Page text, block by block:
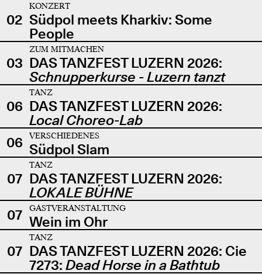
02
KONZERT
Südpol meets Kharkiv: Some
People
03
ZUM MITMACHEN
DAS TANZFEST LUZERN 2026:
Schnupperkurse - Luzern tanzt
06
TANZ
DAS TANZFEST LUZERN 2026:
Local Choreo-Lab
06
VERSCHIEDENES
Südpol Slam
07
TANZ
DAS TANZFEST LUZERN 2026:
LOKALE BÜHNE
07
GASTVERANSTALTUNG
Wein im Ohr
07
TANZ
DAS TANZFEST LUZERN 2026: Cie
7273: Dead Horse in a Bathtub